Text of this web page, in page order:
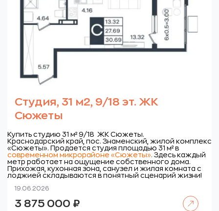
Студия, 31 м2, 9/18 эт. ЖК
Сюжеты
Купить студию 31 м² 9/18 ЖК Сюжеты.
Краснодарский край, пос. Знаменский, жилой комплекс
«Сюжеты». Продается студия площадью 31 м² в
современном микрорайоне «Сюжеты». Здесь каждый
метр работает на ощущение собственного дома.
Прихожая, кухонная зона, санузел и жилая комната с
лоджией складываются в понятный сценарий жизни!
19.06.2026
3 875 000 ₽